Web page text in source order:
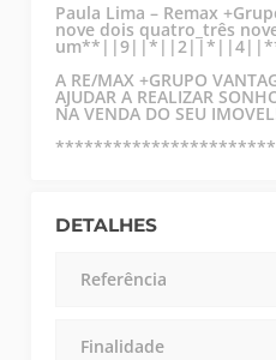
Paula Lima – Remax
nove dois quatro_três
A RE/MAX +GRUPO
AJUDAR A REALIZAR
NA VENDA DO SEU
DETALHES
Referência
Finalidade